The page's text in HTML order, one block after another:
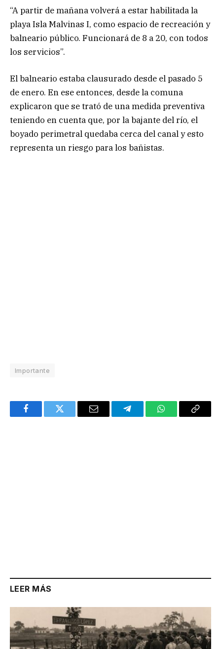
“A partir de mañana volverá a estar habilitada la
playa Isla Malvinas I, como espacio de recreación y
balneario público. Funcionará de 8 a 20, con todos
los servicios”.
El balneario estaba clausurado desde el pasado 5
de enero. En ese entonces, desde la comuna
explicaron que se trató de una medida preventiva
teniendo en cuenta que, por la bajante del río, el
boyado perimetral quedaba cerca del canal y esto
representa un riesgo para los bañistas.
Importante
FacebookTwitter Email TelegramWhatsAppCopy
LEER MÁS